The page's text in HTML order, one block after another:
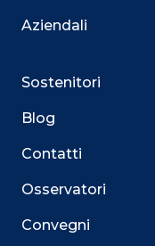
Aziendali
Sostenitori
Blog
Contatti
Osservatori
Convegni